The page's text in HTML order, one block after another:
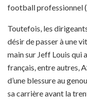
football professionnel
Toutefois, les
désir de passer à une
main sur Jeff Louis qui
français, entre autres,
d’une blessure au
sa carrière avant la